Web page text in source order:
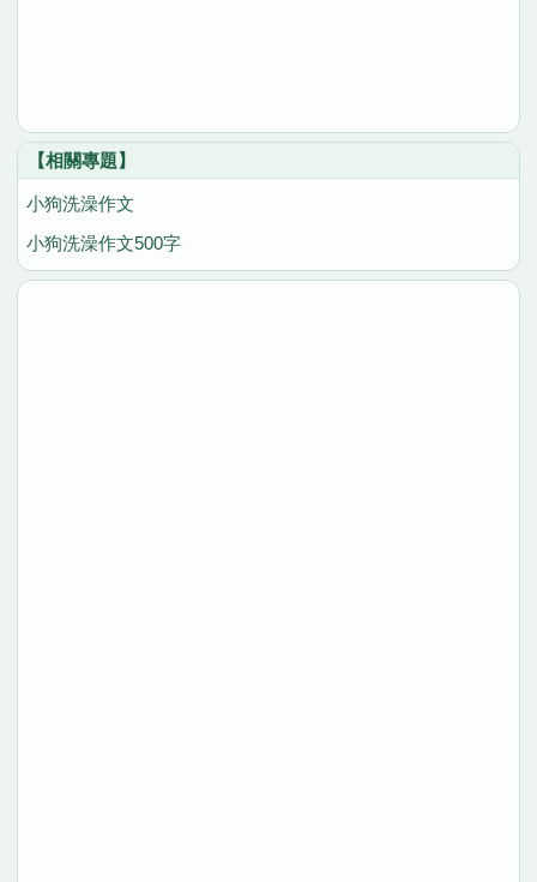
【相關專題】
小狗洗澡作文
小狗洗澡作文500字